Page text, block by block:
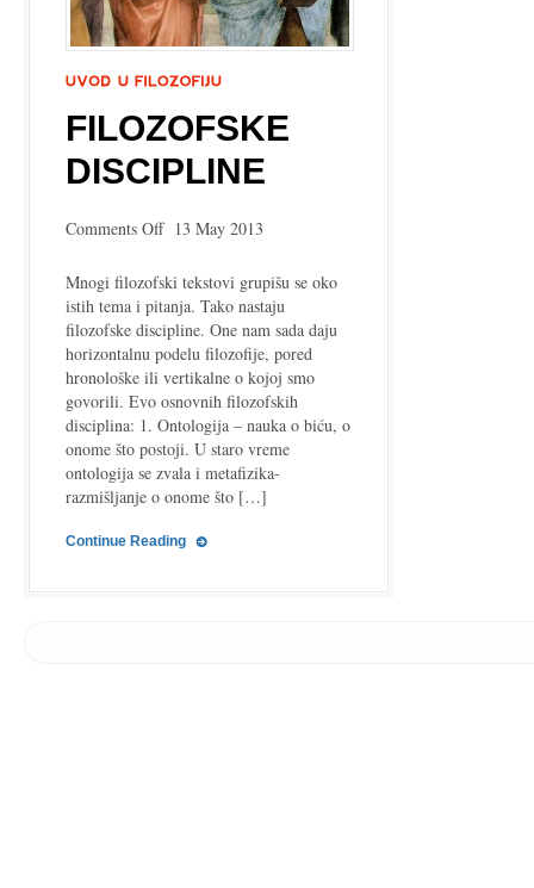
FILOZOFSKE
DISCIPLINE
Comments Offon
discipline
13 May 2013
Mnogi filozofski tekstovi grupišu se oko
istih tema i pitanja. Tako nastaju
filozofske discipline. One nam sada daju
horizontalnu podelu filozofije, pored
hronološke ili vertikalne o kojoj smo
govorili. Evo osnovnih filozofskih
disciplina: 1. Ontologija – nauka o biću, o
onome što postoji. U staro vreme
ontologija se zvala i metafizika-
razmišljanje o onome što […]
Continue Reading